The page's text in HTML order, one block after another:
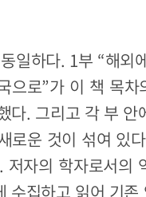
일하다. 1부 “해외
으로”가 이 책 목
다. 그리고 각 부
로운 것이 섞여 있
자의 학자로서의
수집하고 읽어 기